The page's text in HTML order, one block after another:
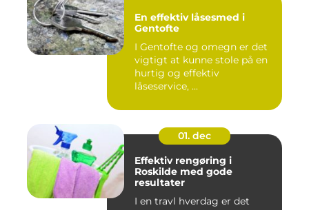
En effektiv låsesmed i
Gentofte
I Gentofte og omegn er det
vigtigt at kunne stole på en
hurtig og effektiv
låseservice, ...
01. dec
Effektiv rengøring i
Roskilde med gode
resultater
I en travl hverdag er det